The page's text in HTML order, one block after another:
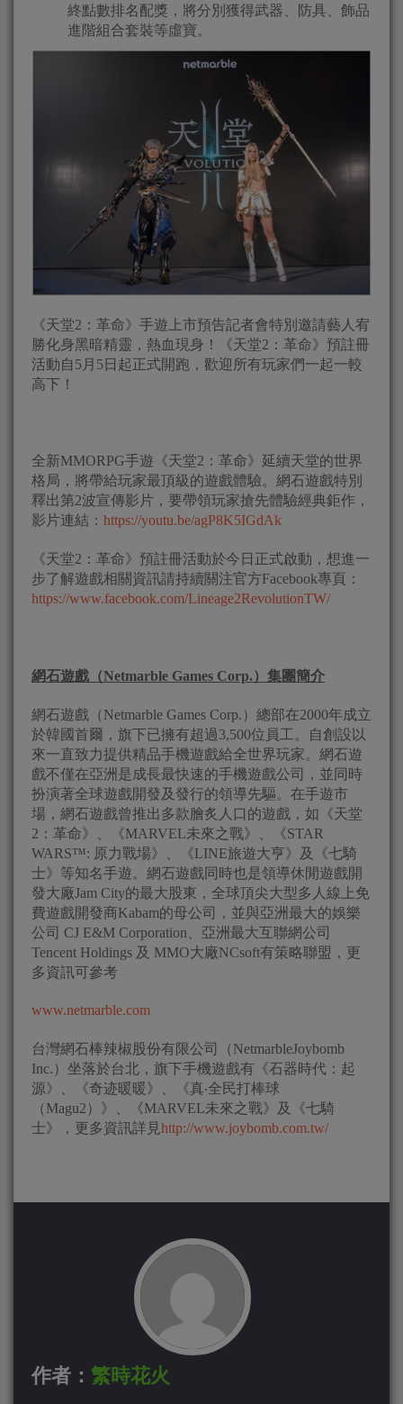
終點數排名配獎，將分別獲得武器、防具、飾品
進階組合套裝等虛寶。
《天堂2：革命》手遊上市預告記者會特別邀請藝人宥
勝化身黑暗精靈，熱血現身！《天堂2：革命》預註冊
活動自5月5日起正式開跑，歡迎所有玩家們一起一較
高下！
全新MMORPG手遊《天堂2：革命》延續天堂的世界
格局，將帶給玩家最頂級的遊戲體驗。網石遊戲特別
釋出第2波宣傳影片，要帶領玩家搶先體驗經典鉅作，
影片連結： https://youtu.be/agP8K5IGdAk
《天堂2：革命》預註冊活動於今日正式啟動，想進一
步了解遊戲相關資訊請持續關注官方Facebook專頁：
https://www.facebook.com/Lineage2RevolutionTW/
網石遊戲（Netmarble Games Corp.）集團簡介
網石遊戲（Netmarble Games Corp.）總部在2000年成立
於韓國首爾，旗下已擁有超過3,500位員工。自創設以
來一直致力提供精品手機遊戲給全世界玩家。網石遊
戲不僅在亞洲是成長最快速的手機遊戲公司，並同時
扮演著全球遊戲開發及發行的領導先驅。在手遊市
場，網石遊戲曾推出多款膾炙人口的遊戲，如《天堂
2：革命》、《MARVEL未來之戰》、《STAR
WARS™: 原力戰場》、《LINE旅遊大亨》及《七騎
士》等知名手遊。網石遊戲同時也是領導休閒遊戲開
發大廠Jam City的最大股東，全球頂尖大型多人線上免
費遊戲開發商Kabam的母公司，並與亞洲最大的娛樂
公司 CJ E&M Corporation、亞洲最大互聯網公司
Tencent Holdings 及 MMO大廠NCsoft有策略聯盟，更
多資訊可參考
www.netmarble.com
台灣網石棒辣椒股份有限公司（NetmarbleJoybomb
Inc.）坐落於台北，旗下手機遊戲有《石器時代：起
源》、《奇迹暖暖》、《真‧全民打棒球
（Magu2）》、《MARVEL未來之戰》及《七騎
士》，更多資訊詳見http://www.joybomb.com.tw/
作者： 繁時花火